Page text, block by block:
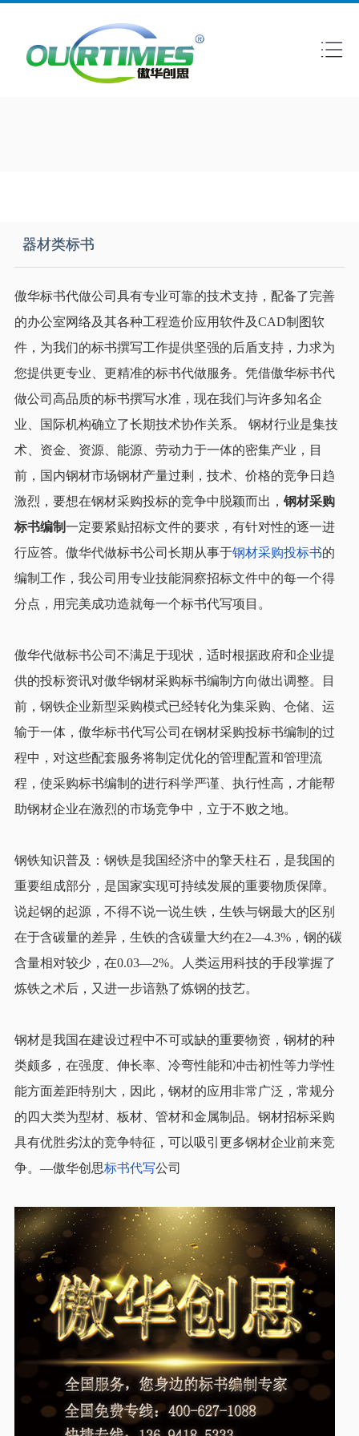
器材类标书
傲华标书代做公司具有专业可靠的技术支持，配备了完善
的办公室网络及其各种工程造价应用软件及CAD制图软
件，为我们的标书撰写工作提供坚强的后盾支持，力求为
您提供更专业、更精准的标书代做服务。凭借傲华标书代
做公司高品质的标书撰写水准，现在我们与许多知名企
业、国际机构确立了长期技术协作关系。
钢材行业是集技
术、资金、资源、能源、劳动力于一体的密集产业，目
前，国内钢材市场钢材产量过剩，技术、价格的竞争日趋
激烈，要想在钢材采购投标的竞争中脱颖而出， 钢材采购
标书编制一定要紧贴招标文件的要求，有针对性的逐一进
行应答。傲华代做标书公司长期从事于钢材采购投标书的
编制工作，我公司用专业技能洞察招标文件中的每一个得
分点，用完美成功造就每一个标书代写项目。
傲华代做标书公司不满足于现状，适时根据政府和企业提
供的投标资讯对傲华钢材采购标书编制方向做出调整。目
前，钢铁企业新型采购模式已经转化为集采购、仓储、运
输于一体，傲华标书代写公司在钢材采购投标书编制的过
程中，对这些配套服务将制定优化的管理配置和管理流
程，使采购标书编制的进行科学严谨、执行性高，才能帮
助钢材企业在激烈的市场竞争中，立于不败之地。
钢铁知识普及：钢铁是我国经济中的擎天柱石，是我国的
重要组成部分，是国家实现可持续发展的重要物质保障。
说起钢的起源，不得不说一说生铁，生铁与钢最大的区别
在于含碳量的差异，生铁的含碳量大约在2—4.3%，钢的碳
含量相对较少，在0.03—2%。人类运用科技的手段掌握了
炼铁之术后，又进一步谙熟了炼钢的技艺。
钢材是我国在建设过程中不可或缺的重要物资，钢材的种
类颇多，在强度、伸长率、冷弯性能和冲击初性等力学性
能方面差距特别大，因此，钢材的应用非常广泛，常规分
的四大类为型材、板材、管材和金属制品。钢材招标采购
具有优胜劣汰的竞争特征，可以吸引更多钢材企业前来竞
争。—傲华创思标书代写公司